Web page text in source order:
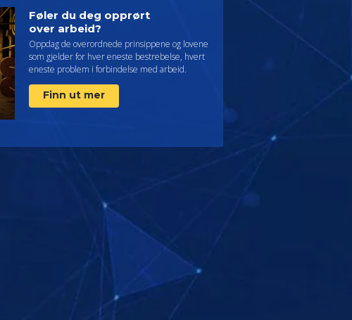
Føler du deg opprørt
over arbeid?
Oppdag de overordnede prinsippene og lovene
som gjelder for hver eneste bestrebelse, hvert
eneste problem i forbindelse med arbeid.
Finn ut mer